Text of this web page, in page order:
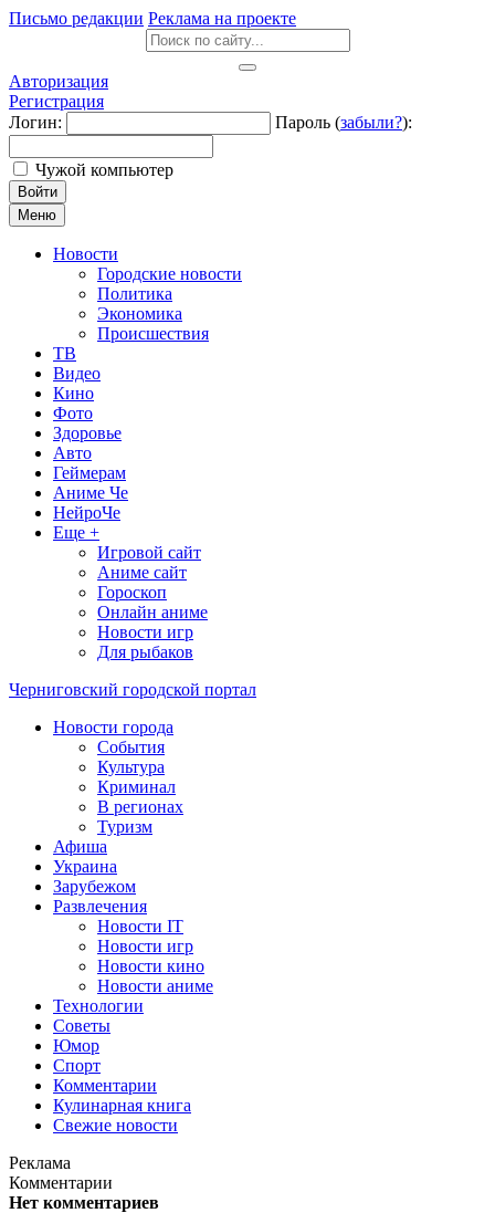
Письмо редакции Реклама на проекте
Авторизация
Регистрация
Логин:
Пароль (забыли?):
Чужой компьютер
Войти
Меню
Новости
Городские новости
Политика
Экономика
Происшествия
ТВ
Видео
Кино
Фото
Здоровье
Авто
Геймерам
Аниме Че
НейроЧе
Еще +
Игровой сайт
Аниме сайт
Гороскоп
Онлайн аниме
Новости игр
Для рыбаков
Черниговский городской портал
Новости города
События
Культура
Криминал
В регионах
Туризм
Афиша
Украина
Зарубежом
Развлечения
Новости IT
Новости игр
Новости кино
Новости аниме
Технологии
Советы
Юмор
Спорт
Комментарии
Кулинарная книга
Свежие новости
Реклама
Комментарии
Нет комментариев